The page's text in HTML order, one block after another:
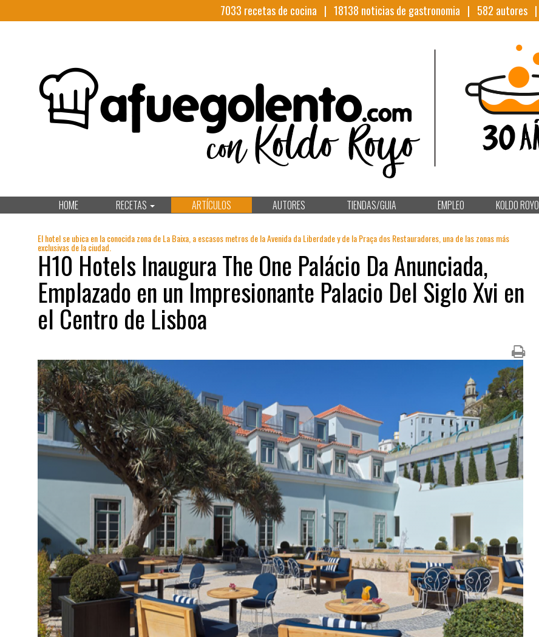
7033 recetas de cocina | 18138 noticias de gastronomia | 582 autores |
HOME RECETAS ARTÍCULOS AUTORES TIENDAS/GUIA EMPLEO KOLDO ROYO
El hotel se ubica en la conocida zona de La Baixa, a escasos metros de la Avenida da Liberdade y de la Praça dos Restauradores, una de las zonas más
exclusivas de la ciudad.
H10 Hotels Inaugura The One Palácio Da Anunciada,
Emplazado en un Impresionante Palacio Del Siglo Xvi en
el Centro de Lisboa